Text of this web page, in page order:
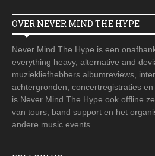
OVER NEVER MIND THE HYPE
Never Mind The Hype is een
everything heavy, alternative and
muziekliefhebbers albumreviews,
achtergronden, concertregistraties
is Never Mind The Hype ook offline
van tours, band support en het
andere music events.